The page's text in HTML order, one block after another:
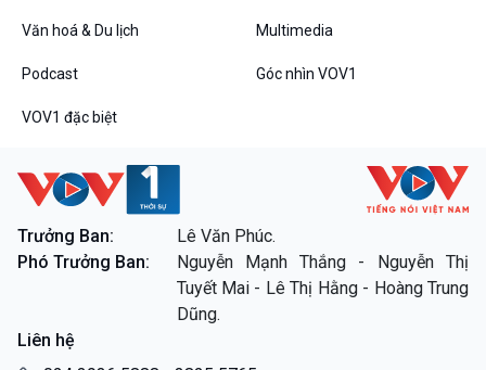
Văn hoá & Du lịch Multimedia
Podcast Góc nhìn VOV1
VOV1 đặc biệt
Trưởng Ban:
Lê Văn Phúc.
Phó Trưởng Ban:
Nguyễn Mạnh Thắng - Nguyễn Thị
Tuyết Mai - Lê Thị Hằng - Hoàng Trung
Dũng.
Liên hệ